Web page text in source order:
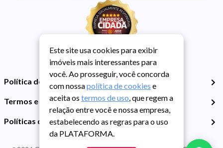
Política de Privacidade
Termos e Condições de Uso
Políticas de Cookies
Este site usa cookies para exibir
imóveis mais interessantes para
você. Ao prosseguir, você concorda
com nossapolítica de cookies e
aceita os termos de uso, que regem a
relação entre você e nossa empresa,
estabelecendo as regras para o uso
da PLATAFORMA.